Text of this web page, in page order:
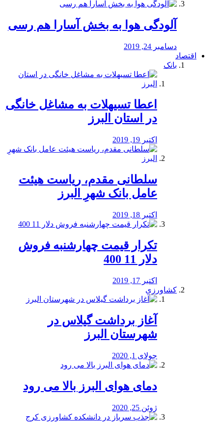
آلودگی هوا به بخش آسارا هم رسی
دسامبر 24, 2019
اقتصاد
بانک
️اعطا تسیهلات به مشاغل خانگی
در استان البرز
اکتبر 19, 2019
سلطانی مقدم، ریاست هیئت
عامل بانک شهرِ البرز
اکتبر 18, 2019
تکرار قیمت چهارشنبه فروش
دلار 11 400
اکتبر 17, 2019
کشاورزی
آغاز برداشت گیلاس در
شهرستان البرز
جولای 1, 2020
دمای هوای البرز بالا می رود
ژوئن 25, 2020